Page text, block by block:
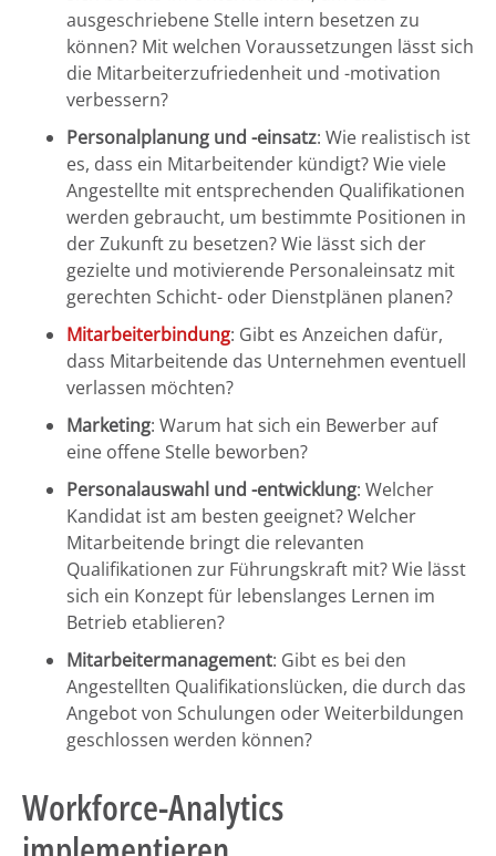
ausgeschriebene Stelle intern besetzen zu
können? Mit welchen Voraussetzungen lässt sich
die Mitarbeiterzufriedenheit und -motivation
verbessern?
Personalplanung und -einsatz: Wie realistisch ist
es, dass ein Mitarbeitender kündigt? Wie viele
Angestellte mit entsprechenden Qualifikationen
werden gebraucht, um bestimmte Positionen in
der Zukunft zu besetzen? Wie lässt sich der
gezielte und motivierende Personaleinsatz mit
gerechten Schicht- oder Dienstplänen planen?
Mitarbeiterbindung: Gibt es Anzeichen dafür,
dass Mitarbeitende das Unternehmen eventuell
verlassen möchten?
Marketing: Warum hat sich ein Bewerber auf
eine offene Stelle beworben?
Personalauswahl und -entwicklung: Welcher
Kandidat ist am besten geeignet? Welcher
Mitarbeitende bringt die relevanten
Qualifikationen zur Führungskraft mit? Wie lässt
sich ein Konzept für lebenslanges Lernen im
Betrieb etablieren?
Mitarbeitermanagement: Gibt es bei den
Angestellten Qualifikationslücken, die durch das
Angebot von Schulungen oder Weiterbildungen
geschlossen werden können?
Workforce-Analytics